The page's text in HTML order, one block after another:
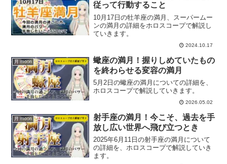
従って行動すること
10月17日の牡羊座の満月、スーパームー
ンの満月の詳細をホロスコープで解説し
ていきます。
2024.10.17
月 moon
蠍座の満月！握りしめていたもの
を終わらせる変容の満月
5月2日の蠍座の満月についての詳細を、
ホロスコープで解説していきます。
2026.05.02
月 moon
射手座の満月！今こそ、過去を手
放し広い世界へ飛び立つとき
2025年6月11日の射手座の満月について
の詳細を、ホロスコープで解説していき
ます。